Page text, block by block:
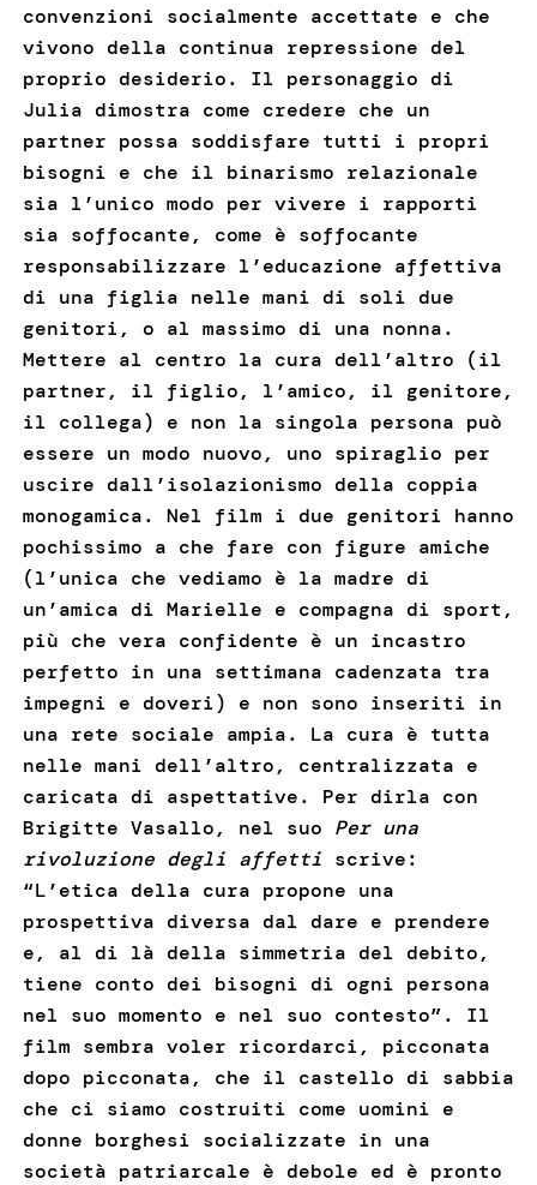
convenzioni socialmente accettate e che
vivono della continua repressione del
proprio desiderio. Il personaggio di
Julia dimostra come credere che un
partner possa soddisfare tutti i propri
bisogni e che il binarismo relazionale
sia l’unico modo per vivere i rapporti
sia soffocante, come è soffocante
responsabilizzare l’educazione affettiva
di una figlia nelle mani di soli due
genitori, o al massimo di una nonna.
Mettere al centro la cura dell’altro (il
partner, il figlio, l’amico, il genitore,
il collega) e non la singola persona può
essere un modo nuovo, uno spiraglio per
uscire dall’isolazionismo della coppia
monogamica. Nel film i due genitori hanno
pochissimo a che fare con figure amiche
(l’unica che vediamo è la madre di
un’amica di Marielle e compagna di sport,
più che vera confidente è un incastro
perfetto in una settimana cadenzata tra
impegni e doveri) e non sono inseriti in
una rete sociale ampia. La cura è tutta
nelle mani dell’altro, centralizzata e
caricata di aspettative. Per dirla con
Brigitte Vasallo, nel suo Per una
rivoluzione degli affetti scrive:
“L’etica della cura propone una
prospettiva diversa dal dare e prendere
e, al di là della simmetria del debito,
tiene conto dei bisogni di ogni persona
nel suo momento e nel suo contesto”. Il
film sembra voler ricordarci, picconata
dopo picconata, che il castello di sabbia
che ci siamo costruiti come uomini e
donne borghesi socializzate in una
società patriarcale è debole ed è pronto